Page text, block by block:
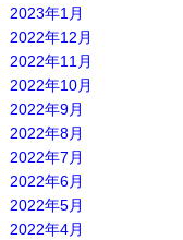
2023年1月
2022年12月
2022年11月
2022年10月
2022年9月
2022年8月
2022年7月
2022年6月
2022年5月
2022年4月